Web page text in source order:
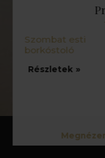
Szombat esti
borkóstoló
Részletek